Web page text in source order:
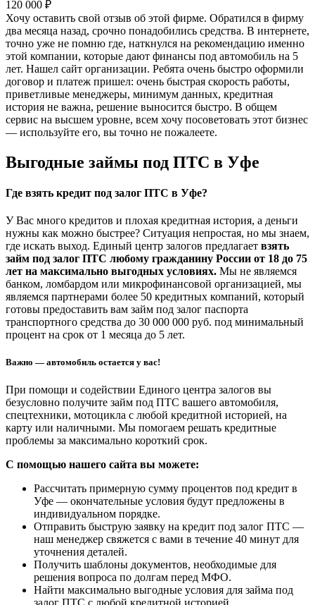
120 000 ₽
Хочу оставить свой отзыв об этой фирме. Обратился в фирму
два месяца назад, срочно понадобились средства. В интернете,
точно уже не помню где, наткнулся на рекомендацию именно
этой компании, которые дают финансы под автомобиль на 5
лет. Нашел сайт организации. Ребята очень быстро оформили
договор и платеж пришел: очень быстрая скорость работы,
приветливые менеджеры, минимум данных, кредитная
история не важна, решение выносится быстро. В общем
сервис на высшем уровне, всем хочу посоветовать этот бизнес
— используйте его, вы точно не пожалеете.
Выгодные займы под ПТС в Уфе
Где взять кредит под залог ПТС в Уфе?
У Вас много кредитов и плохая кредитная история, а деньги
нужны как можно быстрее? Ситуация непростая, но мы знаем,
где искать выход. Единый центр залогов предлагает взять
займ под залог ПТС любому гражданину России от 18 до 75
лет на максимально выгодных условиях. Мы не являемся
банком, ломбардом или микрофинансовой организацией, мы
являемся партнерами более 50 кредитных компаний, который
готовы предоставить вам займ под залог паспорта
транспортного средства до 30 000 000 руб. под минимальный
процент на срок от 1 месяца до 5 лет.
Важно — автомобиль остается у вас!
При помощи и содействии Единого центра залогов вы
безусловно получите займ под ПТС вашего автомобиля,
спецтехники, мотоцикла с любой кредитной историей, на
карту или наличными. Мы помогаем решать кредитные
проблемы за максимально короткий срок.
С помощью нашего сайта вы можете:
Рассчитать примерную сумму процентов под кредит в
Уфе — окончательные условия будут предложены в
индивидуальном порядке.
Отправить быструю заявку на кредит под залог ПТС —
наш менеджер свяжется с вами в течение 40 минут для
уточнения деталей.
Получить шаблоны документов, необходимые для
решения вопроса по долгам перед МФО.
Найти максимально выгодные условия для займа под